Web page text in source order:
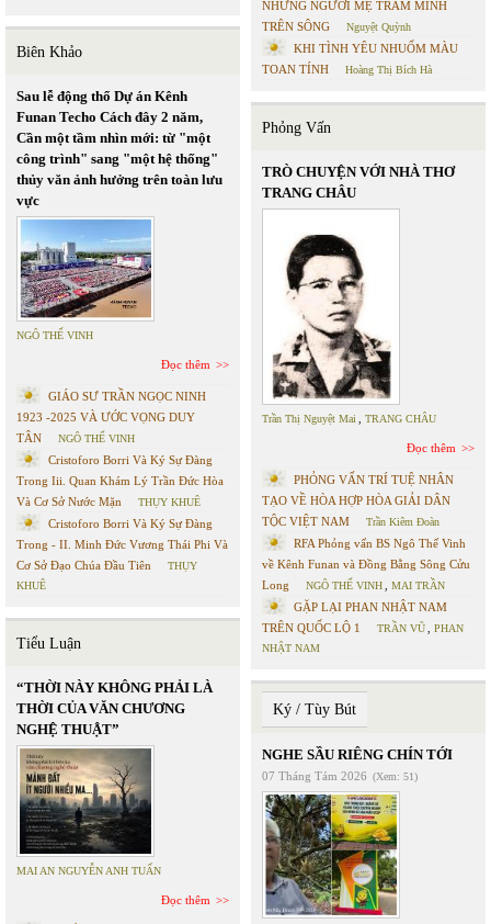
Biên Khảo
Sau lễ động thổ Dự án Kênh
Funan Techo Cách đây 2 năm,
Cần một tầm nhìn mới: từ "một
công trình" sang "một hệ thống"
thủy văn ảnh hưởng trên toàn lưu
vực
NGÔ THẾ VINH
Đọc thêm
GIÁO SƯ TRẦN NGỌC NINH
1923 -2025 VÀ ƯỚC VỌNG DUY
TÂN
NGÔ THẾ VINH
Cristoforo Borri Và Ký Sự Đàng
Trong Iii. Quan Khám Lý Trần Đức Hòa
Và Cơ Sở Nước Mặn
THỤY KHUÊ
Cristoforo Borri Và Ký Sự Đàng
Trong - II. Minh Đức Vương Thái Phi Và
Cơ Sở Đạo Chúa Đầu Tiên
THỤY
KHUÊ
Tiểu Luận
“THỜI NÀY KHÔNG PHẢI LÀ
THỜI CỦA VĂN CHƯƠNG
NGHỆ THUẬT”
MAI AN NGUYỄN ANH TUẤN
Đọc thêm
NHỮNG NGƯỜI MẸ TRẦM MÌNH
TRÊN SÔNG
Nguyệt Quỳnh
KHI TÌNH YÊU NHUỐM MÀU
TOAN TÍNH
Hoàng Thị Bích Hà
Phỏng Vấn
TRÒ CHUYỆN VỚI NHÀ THƠ
TRANG CHÂU
Trần Thị Nguyệt Mai TRANG CHÂU
Đọc thêm
PHỎNG VẤN TRÍ TUỆ NHÂN
TẠO VỀ HÒA HỢP HÒA GIẢI DÂN
TỘC VIỆT NAM
Trần Kiêm Đoàn
RFA Phỏng vấn BS Ngô Thế Vinh
về Kênh Funan và Đồng Bằng Sông Cửu
Long
NGÔ THẾ VINH MAI TRẦN
GẶP LẠI PHAN NHẬT NAM
TRÊN QUỐC LỘ 1
TRẦN VŨ
PHAN
NHẬT NAM
Ký / Tùy Bút
NGHE SẦU RIÊNG CHÍN TỚI
07 Tháng Tám 2026 (Xem: 51)